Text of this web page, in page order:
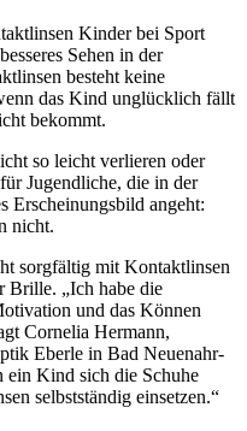
Kinder bei Sport
Sehen in der
besteht keine
das Kind unglücklich fällt
bekommt.
so leicht verlieren oder
Jugendliche, die in der
Erscheinungsbild angeht:
nicht.
sorgfältig mit Kontaktlinsen
Brille. „Ich habe die
und das Können
Cornelia Hermann,
Eberle in Bad Neuenahr-
ein Kind sich die Schuhe
selbstständig einsetzen.“